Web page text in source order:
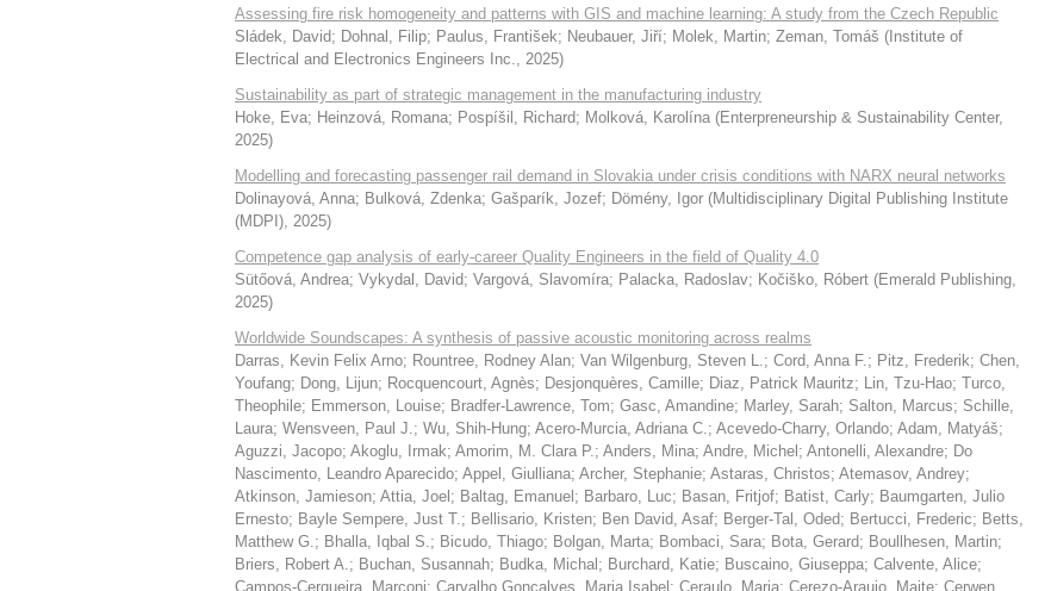
Assessing fire risk homogeneity and patterns with GIS and machine learning: A study from the Czech Republic
Sládek, David; Dohnal, Filip; Paulus, František; Neubauer, Jiří; Molek, Martin; Zeman, Tomáš ( Institute of
Electrical and Electronics Engineers Inc., 2025)
Sustainability as part of strategic management in the manufacturing industry
Hoke, Eva; Heinzová, Romana; Pospíšil, Richard; Molková, Karolína (Enterpreneurship & Sustainability Center,
2025)
Modelling and forecasting passenger rail demand in Slovakia under crisis conditions with NARX neural networks
Dolinayová, Anna; Bulková, Zdenka; Gašparík, Jozef; Dömény, Igor (Multidisciplinary Digital Publishing Institute
(MDPI), 2025)
Competence gap analysis of early-career Quality Engineers in the field of Quality 4.0
Sütőová, Andrea; Vykydal, David; Vargová, Slavomíra; Palacka, Radoslav; Kočiško, Róbert (Emerald Publishing,
2025)
Worldwide Soundscapes: A synthesis of passive acoustic monitoring across realms
Darras, Kevin Felix Arno; Rountree, Rodney Alan; Van Wilgenburg, Steven L.; Cord, Anna F.; Pitz, Frederik; Chen,
Youfang; Dong, Lijun; Rocquencourt, Agnès; Desjonquères, Camille; Diaz, Patrick Mauritz; Lin, Tzu-Hao; Turco,
Theophile; Emmerson, Louise; Bradfer-Lawrence, Tom; Gasc, Amandine; Marley, Sarah; Salton, Marcus; Schille,
Laura; Wensveen, Paul J.; Wu, Shih-Hung; Acero-Murcia, Adriana C.; Acevedo-Charry, Orlando; Adam, Matyáš;
Aguzzi, Jacopo; Akoglu, Irmak; Amorim, M. Clara P.; Anders, Mina; Andre, Michel ; Antonelli, Alexandre; Do
Nascimento, Leandro Aparecido; Appel, Giulliana; Archer, Stephanie; Astaras, Christos; Atemasov, Andrey;
Atkinson, Jamieson; Attia, Joel ; Baltag, Emanuel ; Barbaro, Luc; Basan, Fritjof; Batist, Carly; Baumgarten, Julio
Ernesto; Bayle Sempere, Just T.; Bellisario, Kristen; Ben David, Asaf; Berger-Tal, Oded; Bertucci, Frederic; Betts,
Matthew G.; Bhalla, Iqbal S.; Bicudo, Thiago; Bolgan, Marta; Bombaci, Sara; Bota, Gerard; Boullhesen, Martin;
Briers, Robert A.; Buchan, Susannah; Budka, Michal ; Burchard, Katie; Buscaino, Giuseppa; Calvente, Alice;
Campos-Cerqueira, Marconi; Carvalho Goncalves, Maria Isabel ; Ceraulo, Maria; Cerezo-Araujo, Maite; Cerwen,